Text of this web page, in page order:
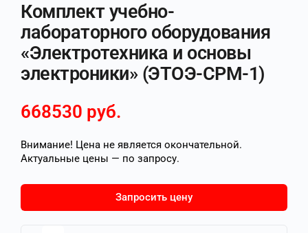
Комплект учебно-
лабораторного оборудования
«Электротехника и основы
электроники» (ЭТОЭ-СРМ-1)
668530 руб.
Внимание! Цена не является окончательной.
Актуальные цены — по запросу.
Запросить цену